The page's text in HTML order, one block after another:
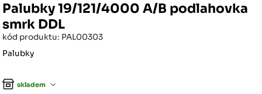
Palubky 19/121/4000 A/B podlahovka
smrk DDL
kód produktu: PAL00303
Palubky
skladem